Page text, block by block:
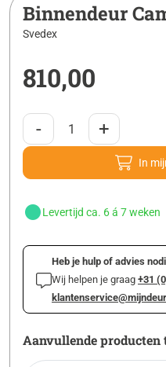
Binnendeur
Svedex
810,00
- +
In
Levertijd ca. 6 á 7 weken
Heb je hulp of advies
Wij helpen je graag +31
Aanvullende producten